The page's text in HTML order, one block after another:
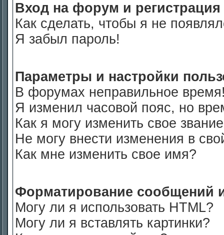
Вход на форум и регистрация
Как сделать, чтобы я не
Я забыл пароль!
Параметры и настройки
В форумах неправильное
Я изменил часовой пояс, но
Как я могу изменить свое
Не могу внести изменения в
Как мне изменить свое имя?
Форматирование сообщений
Могу ли я использовать HTML?
Могу ли я вставлять картинки?